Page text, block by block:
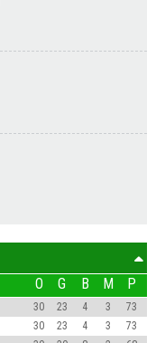
O G B M P
30 23 4 3
73
30 23 4 3
73